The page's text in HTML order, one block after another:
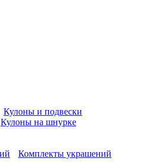
Кулоны и подвески
Кулоны на шнурке
Комплекты украшений